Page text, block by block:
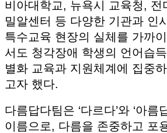
비아대학교, 뉴욕시 교육청, 전
밀알센터 등 다양한 기관과 인
특수교육 현장의 실체를 가까
서도 청각장애 학생의 언어습
별화 교육과 지원체계에 집중
고자 했다.
다름답다팀은 ‘다르다’와 ‘아름
이름으로, 다름을 존중하고 포